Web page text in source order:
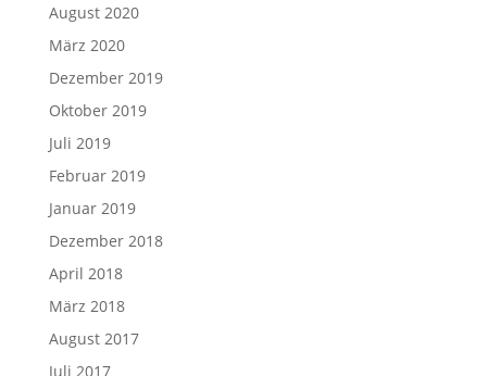
August 2020
März 2020
Dezember 2019
Oktober 2019
Juli 2019
Februar 2019
Januar 2019
Dezember 2018
April 2018
März 2018
August 2017
Juli 2017